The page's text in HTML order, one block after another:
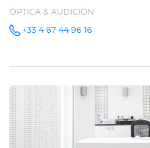
ÓPTICA & AUDICIÓN
número
+33 4 67 44 96 16
Pulse
ENTER
para
obtener
más